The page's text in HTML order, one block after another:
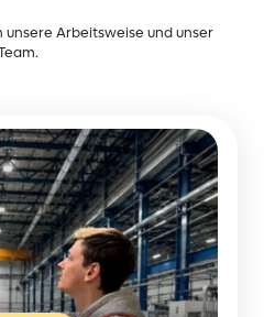
unsere Arbeitsweise und unser